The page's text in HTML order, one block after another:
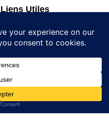
Liens Utiles
Conditions générales de
Vente
Contact